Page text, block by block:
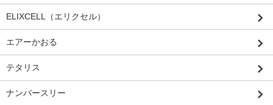
ELIXCELL（エリクセル）
エアーかおる
テタリス
ナンバースリー